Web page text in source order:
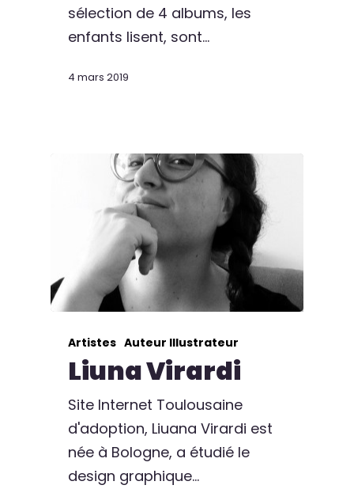
sélection de 4 albums, les
enfants lisent, sont…
4 mars 2019
Artistes Auteur Illustrateur
Liuna Virardi
Site Internet Toulousaine
d'adoption, Liuana Virardi est
née à Bologne, a étudié le
design graphique…